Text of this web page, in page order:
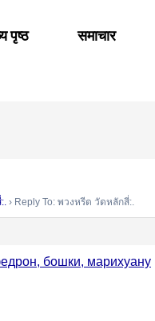
पृष्ठ समाचार
› Reply To: พวงหรีด วัดหลักสี่:.
бошки, марихуану